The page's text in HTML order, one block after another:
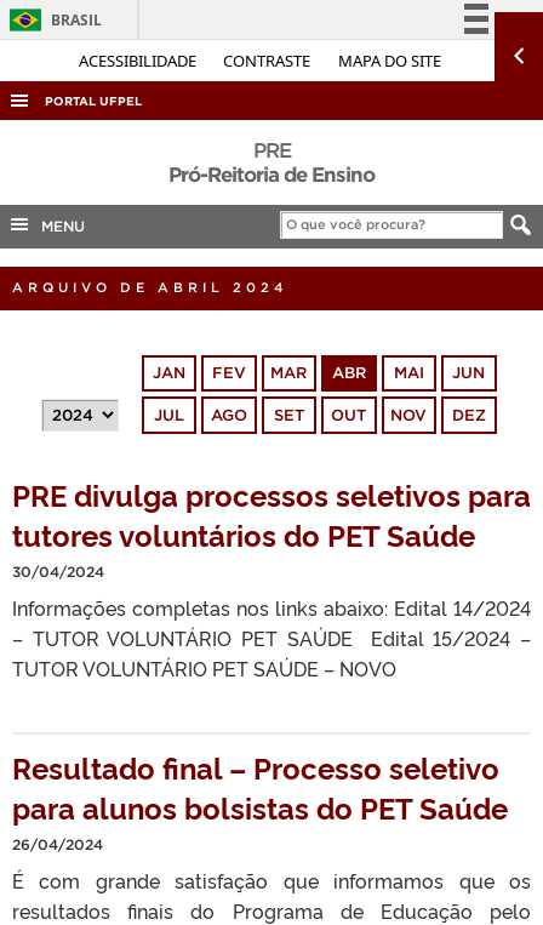
ACESSIBILIDADE CONTRASTE MAPA DO SITE
BRASIL
Simplifique!
Acesso à informação
Legislação
Canais
PORTAL UFPEL
COBALTO
CONCURSOS
PORTARIAS
PRE
Pró-Reitoria de Ensino
MENU
ARQUIVO DE ABRIL 2024
JAN FEV MAR ABR MAI JUN
JUL AGO SET OUT NOV DEZ
PRE divulga processos seletivos para
tutores voluntários do PET Saúde
30/04/2024
Informações completas nos links abaixo: Edital 14/2024
– TUTOR VOLUNTÁRIO PET SAÚDE Edital 15/2024 –
TUTOR VOLUNTÁRIO PET SAÚDE – NOVO
Resultado final – Processo seletivo
para alunos bolsistas do PET Saúde
26/04/2024
É com grande satisfação que informamos que os
resultados finais do Programa de Educação pelo